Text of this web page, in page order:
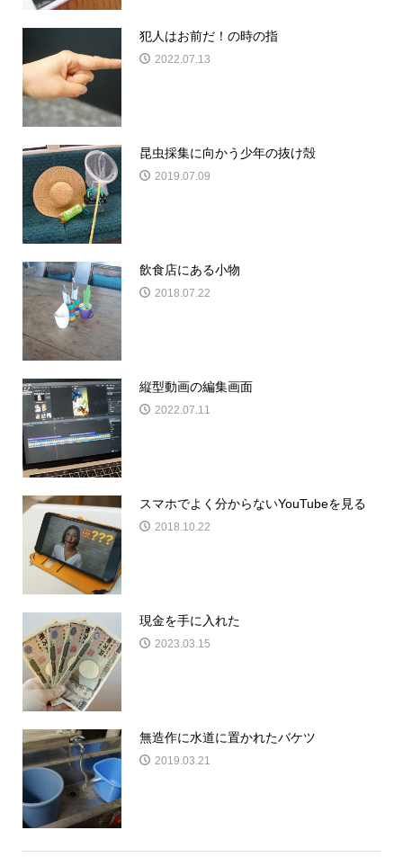
犯人はお前だ！の時の指
2022.07.13
昆虫採集に向かう少年の抜け殻
2019.07.09
飲食店にある小物
2018.07.22
縦型動画の編集画面
2022.07.11
スマホでよく分からないYouTubeを見る
2018.10.22
現金を手に入れた
2023.03.15
無造作に水道に置かれたバケツ
2019.03.21